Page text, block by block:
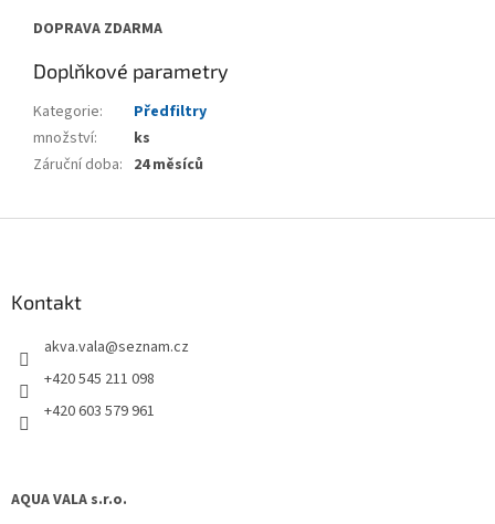
DOPRAVA ZDARMA
Doplňkové parametry
Kategorie:
Předfiltry
množství:
ks
Záruční doba: 24 měsíců
Kontakt
akva.vala@seznam.cz
+420 545 211 098
+420 603 579 961
AQUA VALA s.r.o.